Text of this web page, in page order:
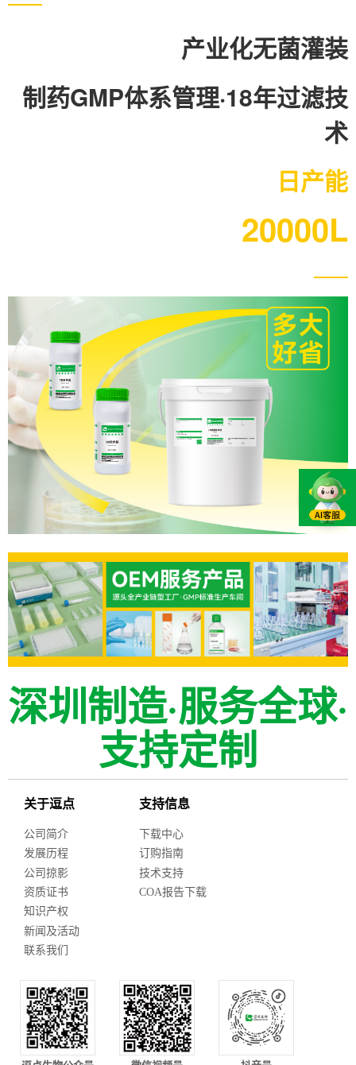
产业化无菌灌装
制药GMP体系管理·18年过滤技
术
日产能
20000L
深圳制造·服务全球·
支持定制
关于逗点
公司简介
发展历程
公司掠影
资质证书
知识产权
新闻及活动
联系我们
支持信息
下载中心
订购指南
技术支持
COA报告下载